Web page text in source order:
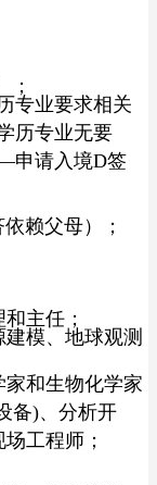
；
专业要求相关
历专业无要
申请入境D签
赖父母）；
主任；
建模、地球观测
和生物化学家
)、 分析开
工程师；